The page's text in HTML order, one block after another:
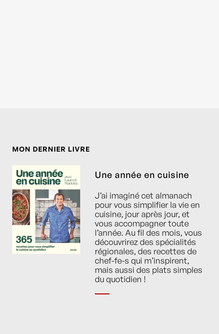
MON DERNIER LIVRE
Une année en cuisine
J’ai imaginé cet almanach
pour vous simplifier la vie en
cuisine, jour après jour, et
vous accompagner toute
l’année. Au fil des mois, vous
découvrirez des spécialités
régionales, des recettes de
chef-fe-s qui m’inspirent,
mais aussi des plats simples
du quotidien !